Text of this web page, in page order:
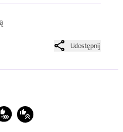
nabrały plasku,
wyłącznie przy linii
więc nie muszę się
dodaje oku pikanterii.
bardziej, że eyeliner
Udostępnij